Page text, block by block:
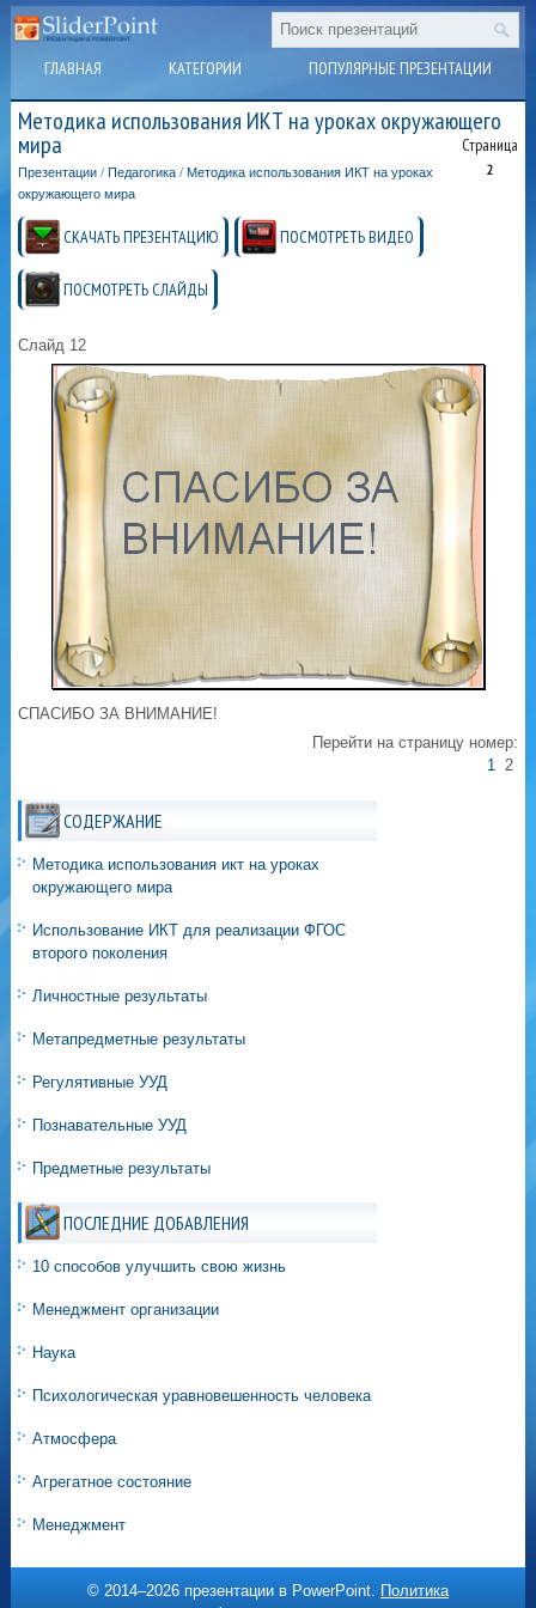
ГЛАВНАЯ КАТЕГОРИИ ПОПУЛЯРНЫЕ ПРЕЗЕНТАЦИИ
Методика использования ИКТ на уроках окружающего
мира Страница
2
Презентации / Педагогика / Методика использования ИКТ на уроках
окружающего мира
СКАЧАТЬ ПРЕЗЕНТАЦИЮ ПОСМОТРЕТЬ ВИДЕО
ПОСМОТРЕТЬ СЛАЙДЫ
Слайд 12
СПАСИБО ЗА ВНИМАНИЕ!
Перейти на страницу номер:
12
СОДЕРЖАНИЕ
Методика использования икт на уроках
окружающего мира
Использование ИКТ для реализации ФГОС
второго поколения
Личностные результаты
Метапредметные результаты
Регулятивные УУД
Познавательные УУД
Предметные результаты
ПОСЛЕДНИЕ ДОБАВЛЕНИЯ
10 способов улучшить свою жизнь
Менеджмент организации
Наука
Психологическая уравновешенность человека
Атмосфера
Агрегатное состояние
Менеджмент
© 2014–2026 презентации в PowerPoint.
Политика